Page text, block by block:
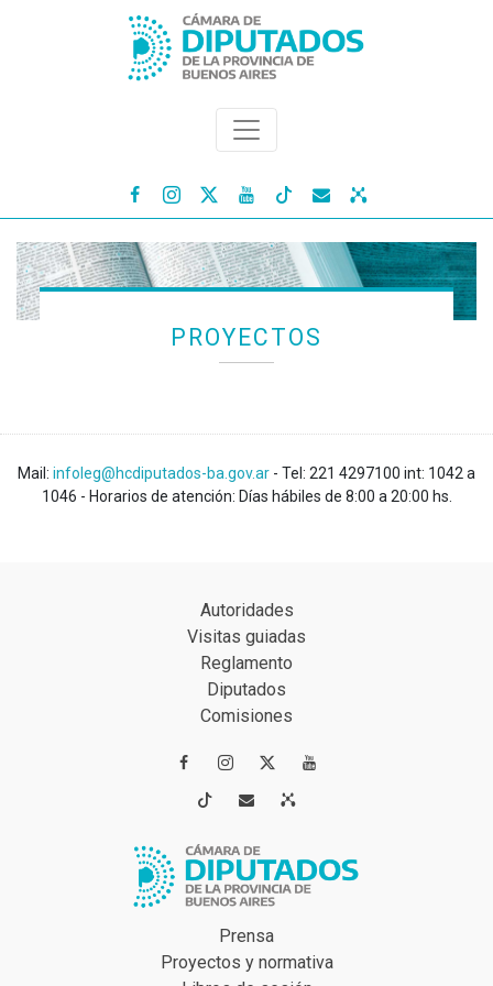
   
PROYECTOS
Mail: infoleg@hcdiputados-ba.gov.ar - Tel: 221 4297100 int: 1042 a
1046 - Horarios de atención: Días hábiles de 8:00 a 20:00 hs.
Autoridades
Visitas guiadas
Reglamento
Diputados
Comisiones
 
 
Prensa
Proyectos y normativa